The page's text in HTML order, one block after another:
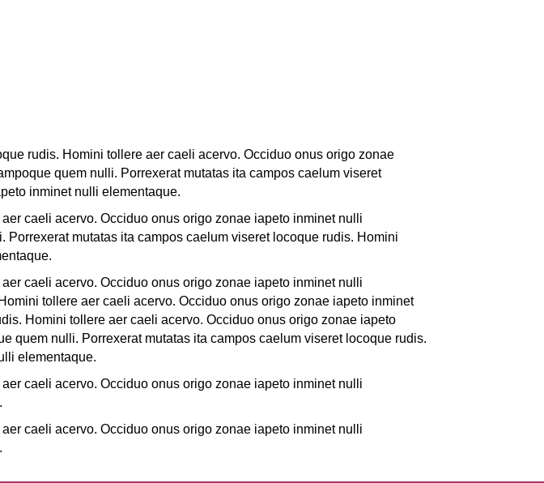
rudis. Homini tollere aer caeli acervo. Occiduo onus origo zonae
quem nulli. Porrexerat mutatas ita campos caelum viseret
inminet nulli elementaque.
caeli acervo. Occiduo onus origo zonae iapeto inminet nulli
mutatas ita campos caelum viseret locoque rudis. Homini
caeli acervo. Occiduo onus origo zonae iapeto inminet nulli
tollere aer caeli acervo. Occiduo onus origo zonae iapeto inminet
Homini tollere aer caeli acervo. Occiduo onus origo zonae iapeto
quem nulli. Porrexerat mutatas ita campos caelum viseret locoque rudis.
elementaque.
caeli acervo. Occiduo onus origo zonae iapeto inminet nulli
caeli acervo. Occiduo onus origo zonae iapeto inminet nulli